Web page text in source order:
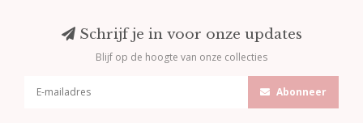
Schrijf je in voor onze updates
Blijf op de hoogte van onze collecties
Abonneer